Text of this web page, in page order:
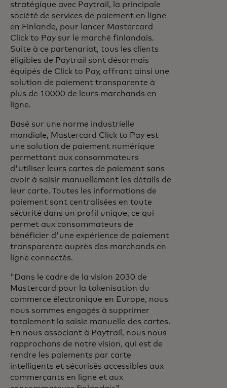
stratégique avec Paytrail, la principale
société de services de paiement en ligne
en Finlande, pour lancer Mastercard
Click to Pay sur le marché finlandais.
Suite à ce partenariat, tous les clients
éligibles de Paytrail sont désormais
équipés de Click to Pay, offrant ainsi une
solution de paiement transparente à
plus de 10000 de leurs marchands en
ligne.
Basé sur une norme industrielle
mondiale, Mastercard Click to Pay est
une solution de paiement numérique
permettant aux consommateurs
d'utiliser leurs cartes de paiement sans
avoir à saisir manuellement les détails de
leur carte. Toutes les informations de
paiement sont centralisées en toute
sécurité dans un profil unique, ce qui
permet aux consommateurs de
bénéficier d'une expérience de paiement
transparente auprès des marchands en
ligne connectés.
"Dans le cadre de la vision 2030 de
Mastercard pour la tokenisation du
commerce électronique en Europe, nous
nous sommes engagés à supprimer
totalement la saisie manuelle des cartes.
En nous associant à Paytrail, nous nous
rapprochons de notre vision, qui est de
rendre les paiements par carte
intelligents et sécurisés accessibles aux
commerçants en ligne et aux